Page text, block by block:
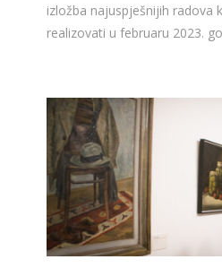
izložba najuspješnijih radova
realizovati u februaru 2023.